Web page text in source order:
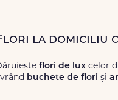
la domiciliu
flori de lux celor
buchete de flori și